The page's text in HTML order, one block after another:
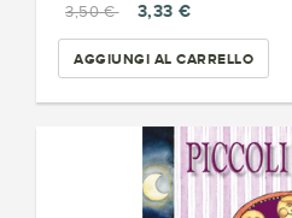
3,50 €
3,33 €
AGGIUNGI AL CARRELLO